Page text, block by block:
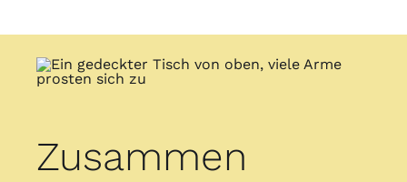
Zusammen